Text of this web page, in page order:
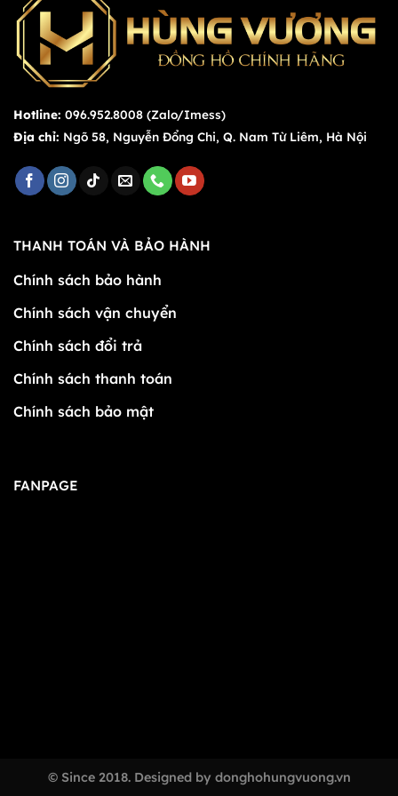
Hotline: 096.952.8008 (Zalo/Imess)
Địa chỉ: Ngõ 58, Nguyễn Đổng Chi, Q. Nam Từ Liêm, Hà Nội
THANH TOÁN VÀ BẢO HÀNH
Chính sách bảo hành
Chính sách vận chuyển
Chính sách đổi trả
Chính sách thanh toán
Chính sách bảo mật
FANPAGE
© Since 2018. Designed by donghohungvuong.vn